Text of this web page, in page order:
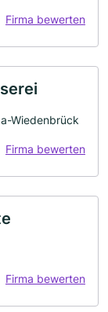
Firma bewerten
Wiedenbrück
Firma bewerten
Firma bewerten